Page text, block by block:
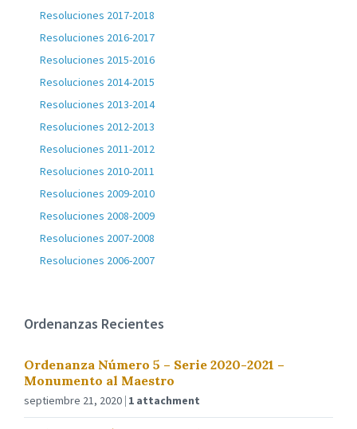
Resoluciones 2017-2018
Resoluciones 2016-2017
Resoluciones 2015-2016
Resoluciones 2014-2015
Resoluciones 2013-2014
Resoluciones 2012-2013
Resoluciones 2011-2012
Resoluciones 2010-2011
Resoluciones 2009-2010
Resoluciones 2008-2009
Resoluciones 2007-2008
Resoluciones 2006-2007
Ordenanzas Recientes
Ordenanza Número 5 – Serie 2020-2021 –
Monumento al Maestro
septiembre 21, 2020 1 attachment